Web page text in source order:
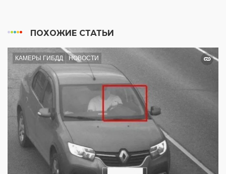
ПОХОЖИЕ СТАТЬИ
КАМЕРЫ ГИБДД НОВОСТИ